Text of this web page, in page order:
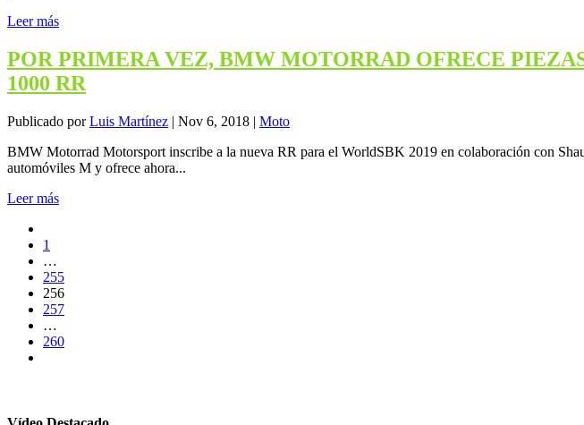
Leer más
POR PRIMERA VEZ, BMW MOTORRAD OFRECE
1000 RR
Publicado porLuis Martínez | Nov 6, 2018 | Moto
BMW Motorrad Motorsport inscribe a la nueva RR para el WorldSBK 2019 en colaboración con
automóviles M y ofrece ahora...
Leer más
1
…
255
256
257
…
260